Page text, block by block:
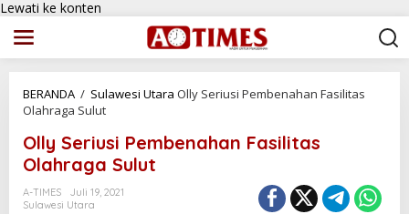
Lewati ke konten
BERANDA / Sulawesi Utara Olly Seriusi Pembenahan Fasilitas
Olahraga Sulut
Olly Seriusi Pembenahan Fasilitas
Olahraga Sulut
A-TIMES
Juli 19, 2021
Sulawesi Utara